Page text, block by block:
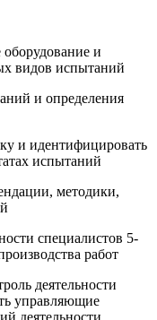
и
видов испытаний
и определения
и идентифицировать
испытаний
методики,
специалистов 5-
работ
деятельности
управляющие
деятельности